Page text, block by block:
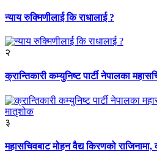
न्याय रुक्मिणीलाई कि राधालाई ?
२
क्रान्तिकारी कम्युनिष्ट पार्टी नेपालका
३
महासचिवबाट मोहन वैद्य किरणको राजिनामा,